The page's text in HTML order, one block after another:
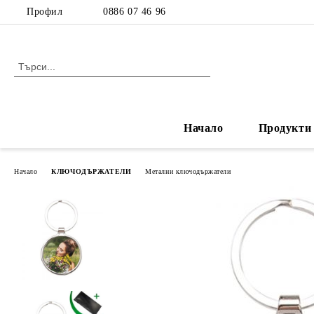
Профил 0886 07 46 96
Начало Продукти
Начало КЛЮЧОДЪРЖАТЕЛИ Метални ключодържатели